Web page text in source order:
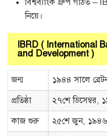
বিশ্বব্যাংক গ্রুপ গঠিত
নিয়ে।
IBRD ( International
and Development )
জন্ম
১৯৪৪ সালে
প্রতিষ্ঠা
২৭শে ডিসেম্বর,
কাজ শুরু
২৫শে জুন,